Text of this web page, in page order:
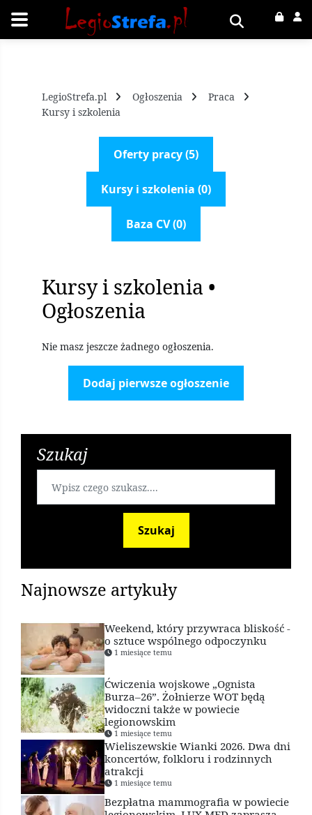
LegioStrefa.pl Ogłoszenia
Praca
Kursy i szkolenia
Oferty pracy (5)
Kursy i szkolenia (0)
Baza CV (0)
Kursy i szkolenia •
Ogłoszenia
Nie masz jeszcze żadnego ogłoszenia.
Dodaj pierwsze ogłoszenie
Szukaj
Szukaj
Najnowsze artykuły
Weekend, który przywraca bliskość -
o sztuce wspólnego odpoczynku
1 miesiące temu
Ćwiczenia wojskowe „Ognista
Burza–26”. Żołnierze WOT będą
widoczni także w powiecie
legionowskim
1 miesiące temu
Wieliszewskie Wianki 2026. Dwa dni
koncertów, folkloru i rodzinnych
atrakcji
1 miesiące temu
Bezpłatna mammografia w powiecie